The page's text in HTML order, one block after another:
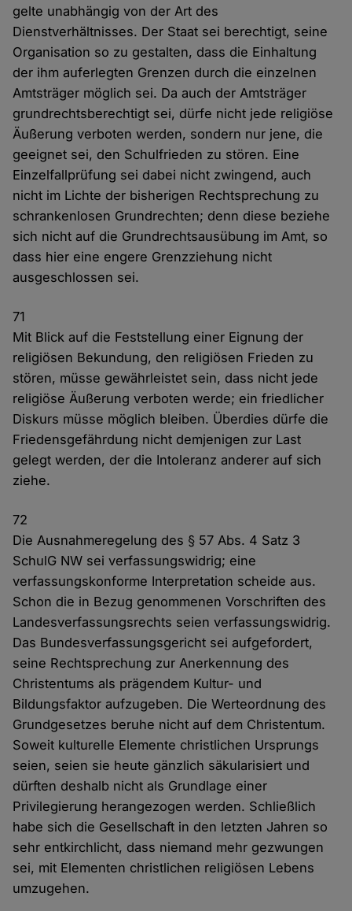
gelte unabhängig von der Art des
Dienstverhältnisses. Der Staat sei berechtigt, seine
Organisation so zu gestalten, dass die Einhaltung
der ihm auferlegten Grenzen durch die einzelnen
Amtsträger möglich sei. Da auch der Amtsträger
grundrechtsberechtigt sei, dürfe nicht jede religiöse
Äußerung verboten werden, sondern nur jene, die
geeignet sei, den Schulfrieden zu stören. Eine
Einzelfallprüfung sei dabei nicht zwingend, auch
nicht im Lichte der bisherigen Rechtsprechung zu
schrankenlosen Grundrechten; denn diese beziehe
sich nicht auf die Grundrechtsausübung im Amt, so
dass hier eine engere Grenzziehung nicht
ausgeschlossen sei.
71
Mit Blick auf die Feststellung einer Eignung der
religiösen Bekundung, den religiösen Frieden zu
stören, müsse gewährleistet sein, dass nicht jede
religiöse Äußerung verboten werde; ein friedlicher
Diskurs müsse möglich bleiben. Überdies dürfe die
Friedensgefährdung nicht demjenigen zur Last
gelegt werden, der die Intoleranz anderer auf sich
ziehe.
72
Die Ausnahmeregelung des § 57 Abs. 4 Satz 3
SchulG NW sei verfassungswidrig; eine
verfassungskonforme Interpretation scheide aus.
Schon die in Bezug genommenen Vorschriften des
Landesverfassungsrechts seien verfassungswidrig.
Das Bundesverfassungsgericht sei aufgefordert,
seine Rechtsprechung zur Anerkennung des
Christentums als prägendem Kultur- und
Bildungsfaktor aufzugeben. Die Werteordnung des
Grundgesetzes beruhe nicht auf dem Christentum.
Soweit kulturelle Elemente christlichen Ursprungs
seien, seien sie heute gänzlich säkularisiert und
dürften deshalb nicht als Grundlage einer
Privilegierung herangezogen werden. Schließlich
habe sich die Gesellschaft in den letzten Jahren so
sehr entkirchlicht, dass niemand mehr gezwungen
sei, mit Elementen christlichen religiösen Lebens
umzugehen.